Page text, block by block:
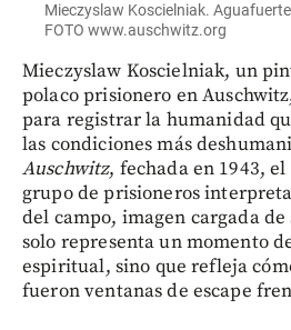
Mieczyslaw Koscielniak.
FOTO www.auschwitz.org
Mieczyslaw Koscielniak, un
polaco prisionero en
para registrar la humanidad
las condiciones más
Auschwitz, fechada en 1943,
grupo de prisioneros
del campo, imagen cargada
solo representa un momento
espiritual, sino que refleja
fueron ventanas de escape